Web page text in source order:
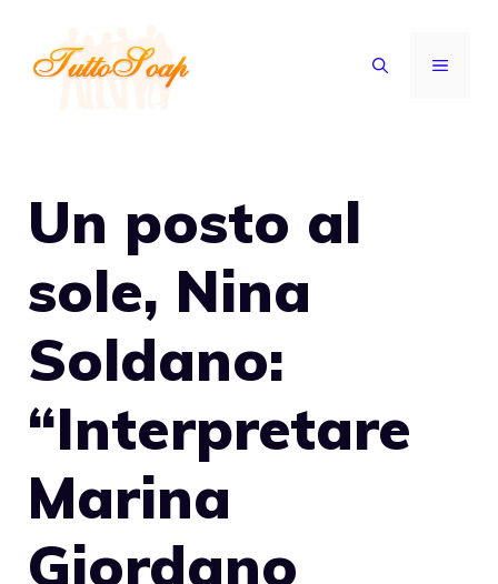
contenuto
MENU
Un posto al
sole, Nina
Soldano:
“Interpretare
Marina
Giordano